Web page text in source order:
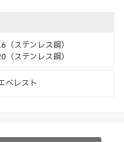
ステンレス鋼）
ステンレス鋼）
ベレスト